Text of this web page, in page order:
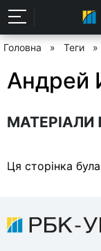
Головна » Теги »
Андрей
МАТЕРІАЛИ
Ця сторінка